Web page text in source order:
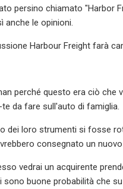
persino chiamato "Harbor
le opinioni.
Harbour Freight farà
perché questo era ciò che
da fare sull'auto di famiglia.
dei loro strumenti si fosse
consegnato un
vedrai un acquirente
buone probabilità che